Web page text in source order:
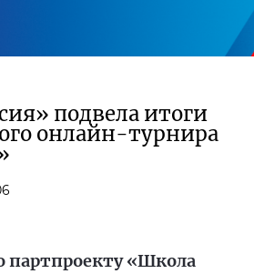
подвела итоги
онлайн-турнира
партпроекту «Школа